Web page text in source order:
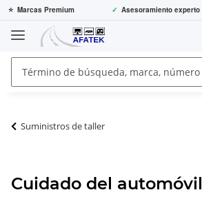
⭐ Marcas Premium ✓ Asesoramiento experto
Suministros de taller
Cuidado del automóvil